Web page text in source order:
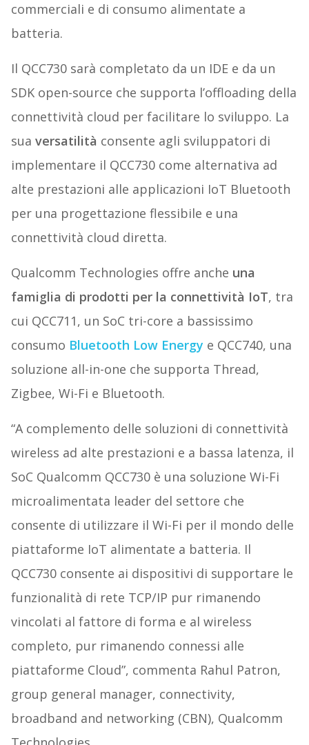
commerciali e di consumo alimentate a
batteria.
Il QCC730 sarà completato da un IDE e da un
SDK open-source che supporta l’offloading della
connettività cloud per facilitare lo sviluppo. La
sua versatilità consente agli sviluppatori di
implementare il QCC730 come alternativa ad
alte prestazioni alle applicazioni IoT Bluetooth
per una progettazione flessibile e una
connettività cloud diretta.
Qualcomm Technologies offre anche una
famiglia di prodotti per la connettività IoT, tra
cui QCC711, un SoC tri-core a bassissimo
consumo Bluetooth Low Energy e QCC740, una
soluzione all-in-one che supporta Thread,
Zigbee, Wi-Fi e Bluetooth.
“A complemento delle soluzioni di connettività
wireless ad alte prestazioni e a bassa latenza, il
SoC Qualcomm QCC730 è una soluzione Wi-Fi
microalimentata leader del settore che
consente di utilizzare il Wi-Fi per il mondo delle
piattaforme IoT alimentate a batteria. Il
QCC730 consente ai dispositivi di supportare le
funzionalità di rete TCP/IP pur rimanendo
vincolati al fattore di forma e al wireless
completo, pur rimanendo connessi alle
piattaforme Cloud”, commenta Rahul Patron,
group general manager, connectivity,
broadband and networking (CBN), Qualcomm